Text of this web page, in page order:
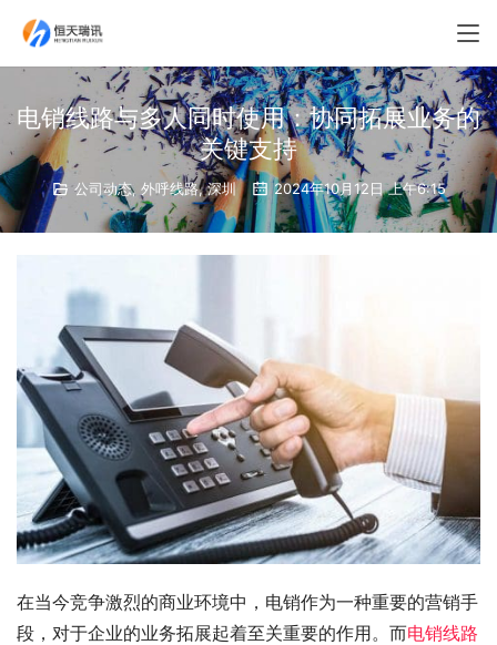
电销线路与多人同时使用：协同拓展业务的
关键支持
公司动态, 外呼线路,深圳 2024年10月12日 上午6:15
在当今竞争激烈的商业环境中，电销作为一种重要的营销手
段，对于企业的业务拓展起着至关重要的作用。而电销线路